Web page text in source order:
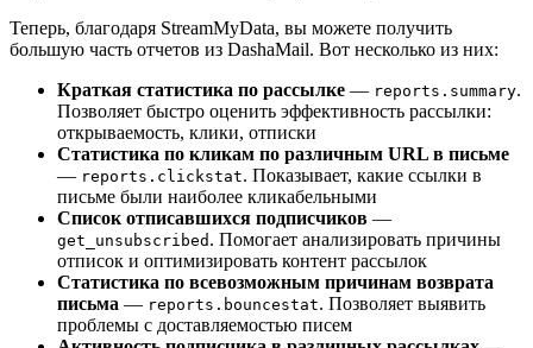
Теперь, благодаря StreamMyData, вы можете получить
большую часть отчетов из DashaMail. Вот несколько из них:
Краткая статистика по рассылке — reports.summary.
Позволяет быстро оценить эффективность рассылки:
открываемость, клики, отписки
Статистика по кликам по различным URL в письме
— reports.clickstat. Показывает, какие ссылки в
письме были наиболее кликабельными
Список отписавшихся подписчиков —
get_unsubscribed . Помогает анализировать причины
отписок и оптимизировать контент рассылок
Статистика по всевозможным причинам возврата
письма — reports.bouncestat. Позволяет выявить
проблемы с доставляемостью писем